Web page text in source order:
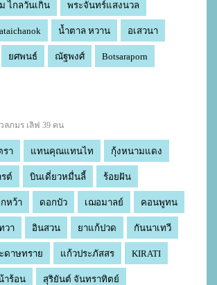
ไกลวันเกิน พระจันทร์แสงนวล
น้ำตาล หวาน อเสวนา
ยศพนธ์ ณัฐพงศ์ Botsaraporn
ลภมร เลิฟ 39 คน
รา แทนคุณแทนไท กุ้งหนามแดง
ต์ บินเดี่ยวหมื่นลี้ ร้อยฝัน
หว้า ดอกบัว เฌอมาลย์ คอนพูทน
วา อินสวน ยาแก้ปวด กันนาเทวี
ดาษทราย แก้วประภัสสร KIRATI
าร้อน สุริยันต์ จันทราทิตย์